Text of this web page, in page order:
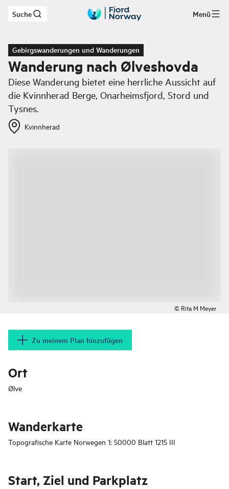
Zum Hauptinhalt
Suche Menü
Gebirgswanderungen und Wanderungen
Wanderung nach Ølveshovda
Diese Wanderung bietet eine herrliche Aussicht auf
die Kvinnherad Berge, Onarheimsfjord, Stord und
Tysnes.
Kvinnherad
© Rita M Meyer
Zu meinem Plan hinzufügen
Ort
Ølve
Wanderkarte
Topografische Karte Norwegen 1: 50000 Blatt 1215 III
Start, Ziel und Parkplatz